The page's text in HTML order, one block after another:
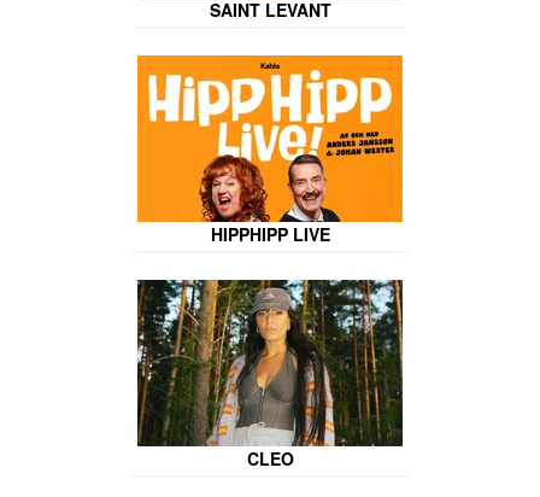
SAINT LEVANT
HIPPHIPP LIVE
CLEO